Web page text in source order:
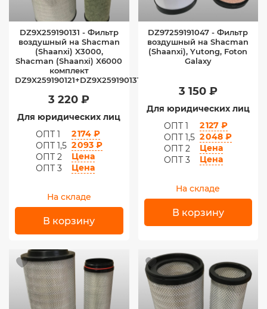
DZ9X259190131 - Фильтр
воздушный на Shacman
(Shaanxi) X3000,
Shacman (Shaanxi) X6000
комплект
DZ9X259190121+DZ9X259190131
3 220 ₽
Для юридических лиц
ОПТ 1
2 174 ₽
ОПТ 1,5 2 093 ₽
ОПТ 2
Цена
ОПТ 3
Цена
На складе
В корзину
DZ97259191047 - Фильтр
воздушный на Shacman
(Shaanxi), Yutong, Foton
Galaxy
3 150 ₽
Для юридических лиц
ОПТ 1
2 127 ₽
ОПТ 1,5 2 048 ₽
ОПТ 2
Цена
ОПТ 3
Цена
На складе
В корзину